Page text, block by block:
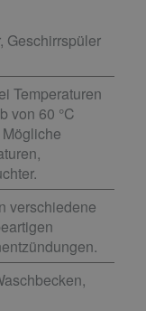
Geschirrspüler
Temperaturen
von 60 °C
verschiedene